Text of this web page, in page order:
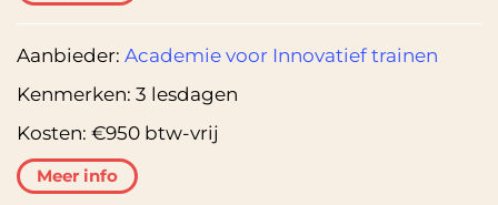
Aanbieder: Academie voor Innovatief trainen
Kenmerken: 3 lesdagen
Kosten: €950 btw-vrij
Meer info